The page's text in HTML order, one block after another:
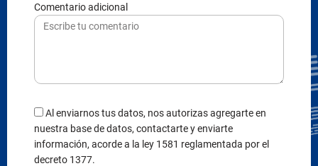
Comentario adicional
Al enviarnos tus datos, nos autorizas agregarte en
nuestra base de datos, contactarte y enviarte
información, acorde a la ley 1581 reglamentada por el
decreto 1377.